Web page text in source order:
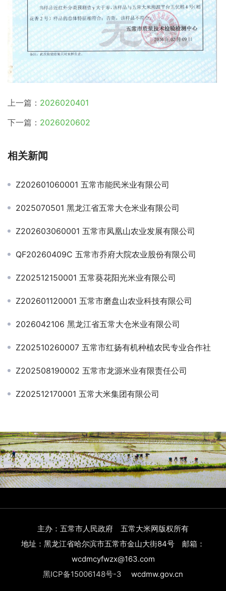
上一篇： 2026020401
下一篇： 2026020602
相关新闻
Z202601060001 五常市能民米业有限公司
2025070501 黑龙江省五常大仓米业有限公司
Z202603060001 五常市凤凰山农业发展有限公司
QF20260409C 五常市乔府大院农业股份有限公司
Z202512150001 五常葵花阳光米业有限公司
Z202601120001 五常市磨盘山农业科技有限公司
2026042106 黑龙江省五常大仓米业有限公司
Z202510260007 五常市红扬有机种植农民专业合作社
Z202508190002 五常市龙源米业有限责任公司
Z202512170001 五常大米集团有限公司
主办：五常市人民政府 五常大米网版权所有
地址：黑龙江省哈尔滨市五常市金山大街84号 邮箱：
wcdmcyfwzx@163.com
黑ICP备15006148号-3 wcdmw.gov.cn